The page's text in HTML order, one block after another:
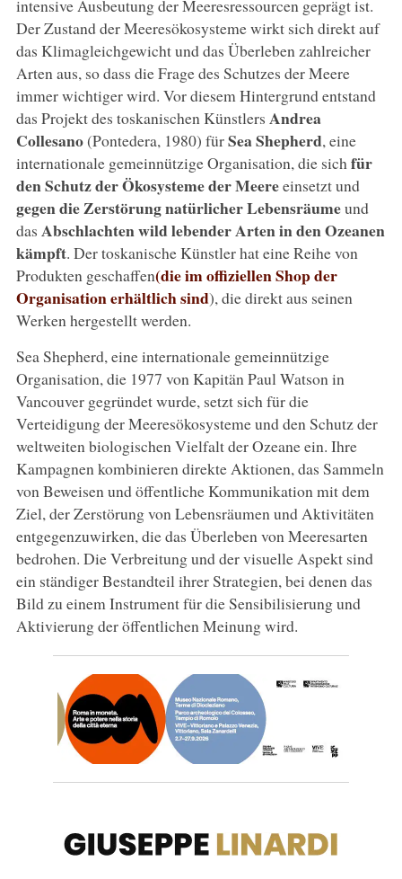
intensive Ausbeutung der Meeresressourcen geprägt ist.
Der Zustand der Meeresökosysteme wirkt sich direkt auf
das Klimagleichgewicht und das Überleben zahlreicher
Arten aus, so dass die Frage des Schutzes der Meere
immer wichtiger wird. Vor diesem Hintergrund entstand
das Projekt des toskanischen Künstlers Andrea
Collesano(Pontedera, 1980) fürSeaShepherd, eine
internationale gemeinnützige Organisation, die sich für
den Schutz der Ökosysteme der Meereeinsetzt und
gegen die Zerstörung natürlicher Lebensräumeund
das Abschlachten wild lebender Arten in den Ozeanen
kämpft. Der toskanische Künstler hat eine Reihe von
Produkten geschaffen(die im offiziellen Shop der
Organisation erhältlich sind), die direkt aus seinen
Werken hergestellt werden.
Sea Shepherd, eine internationale gemeinnützige
Organisation, die 1977 von Kapitän Paul Watson in
Vancouver gegründet wurde, setzt sich für die
Verteidigung der Meeresökosysteme und den Schutz der
weltweiten biologischen Vielfalt der Ozeane ein. Ihre
Kampagnen kombinieren direkte Aktionen, das Sammeln
von Beweisen und öffentliche Kommunikation mit dem
Ziel, der Zerstörung von Lebensräumen und Aktivitäten
entgegenzuwirken, die das Überleben von Meeresarten
bedrohen. Die Verbreitung und der visuelle Aspekt sind
ein ständiger Bestandteil ihrer Strategien, bei denen das
Bild zu einem Instrument für die Sensibilisierung und
Aktivierung der öffentlichen Meinung wird.